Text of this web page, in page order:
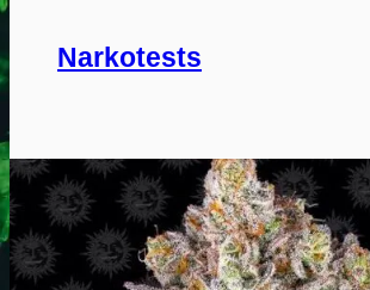
Narkotests
Kokain Tests
Kokain renhedhedstest
Crack renhedhedstest
Kokain blandingsmiddel test